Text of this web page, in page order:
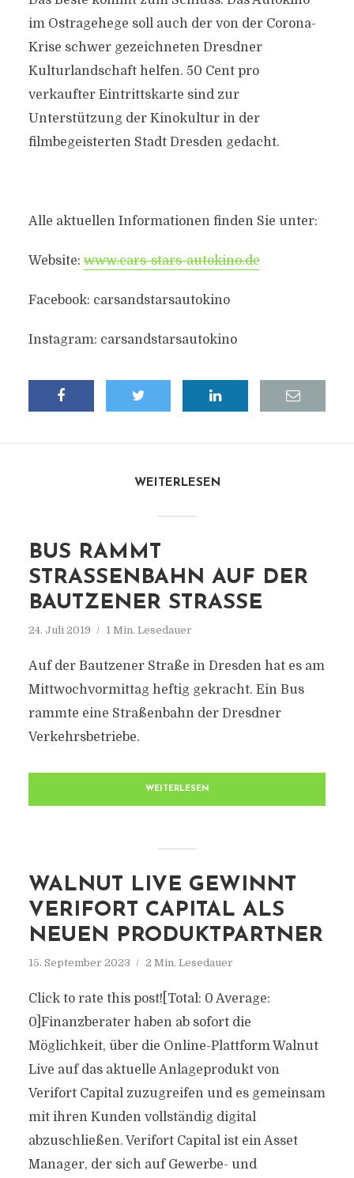
im Ostragehege soll auch der von der Corona-
Krise schwer gezeichneten Dresdner
Kulturlandschaft helfen. 50 Cent pro
verkaufter Eintrittskarte sind zur
Unterstützung der Kinokultur in der
filmbegeisterten Stadt Dresden gedacht.
Alle aktuellen Informationen finden Sie unter:
Website:www.cars-stars-autokino.de
Facebook: carsandstarsautokino
Instagram: carsandstarsautokino
WEITERLESEN
BUS RAMMT
STRASSENBAHN AUF DER B
AUTZENER STRASSE
24. Juli 2019 1 Min. Lesedauer
Auf der Bautzener Straße in Dresden hat es am
Mittwochvormittag heftig gekracht. Ein Bus
rammte eine Straßenbahn der Dresdner
Verkehrsbetriebe.
WEITERLESEN
WALNUT LIVE GEWINNT
VERIFORT CAPITAL ALS
NEUEN PRODUKTPARTNER
15. September 2023 2 Min. Lesedauer
Click to rate this post![Total: 0 Average:
0]Finanzberater haben ab sofort die
Möglichkeit, über die Online-Plattform Walnut
Live auf das aktuelle Anlageprodukt von
Verifort Capital zuzugreifen und es gemeinsam
mit ihren Kunden vollständig digital
abzuschließen. Verifort Capital ist ein Asset
Manager, der sich auf Gewerbe- und